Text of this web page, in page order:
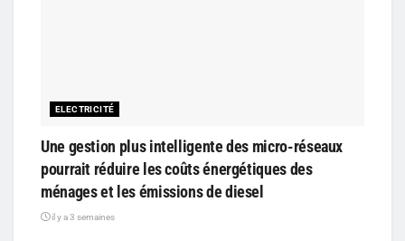
ELECTRICITÉ
Une gestion plus intelligente des micro-réseaux
pourrait réduire les coûts énergétiques des
ménages et les émissions de diesel
il y a 3 semaines